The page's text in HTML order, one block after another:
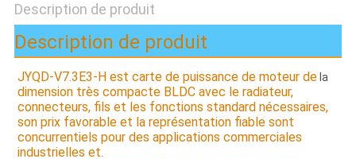
DEMANDE
DE
SOUMISSION
PLAN
Description de produit
Description de produit
JYQD-V7.3E3-H est carte de puissance de moteur de la
dimension très compacte BLDC avec le radiateur,
connecteurs, fils et les fonctions standard nécessaires,
son prix favorable et la représentation fiable sont
concurrentiels pour des applications commerciales
industrielles et.